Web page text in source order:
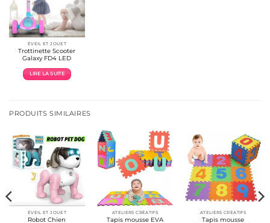
ÉVEIL ET JOUET
Trottinette Scooter
Galaxy FD4 LED
LIRE LA SUITE
PRODUITS SIMILAIRES
ÉVEIL ET JOUET
Robot Chien
ATELIERS CRÉATIFS
Tapis mousse EVA
ATELIERS CRÉATIFS
Tapis mousse